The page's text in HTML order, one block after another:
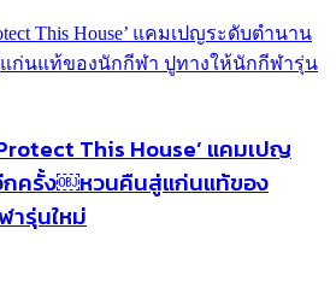
This House’ แคมเปญ
กครั้ง￼หวนคืนสู่แก่นแท้ของ
ารุ่นใหม่